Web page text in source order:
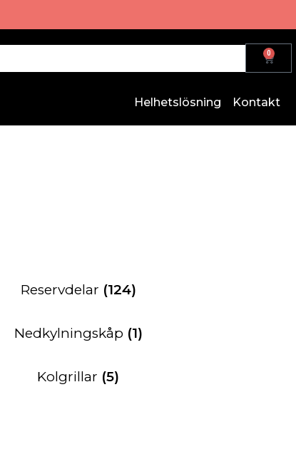
0
Helhetslösning Kontakt
Reservdelar (124)
Nedkylningskåp (1)
Kolgrillar (5)